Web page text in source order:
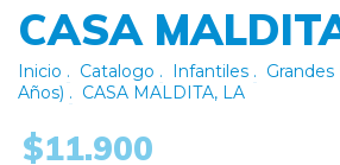
CASA
Inicio . Catalogo . Infantiles .
Años) . CASA MALDITA, LA
$11.900